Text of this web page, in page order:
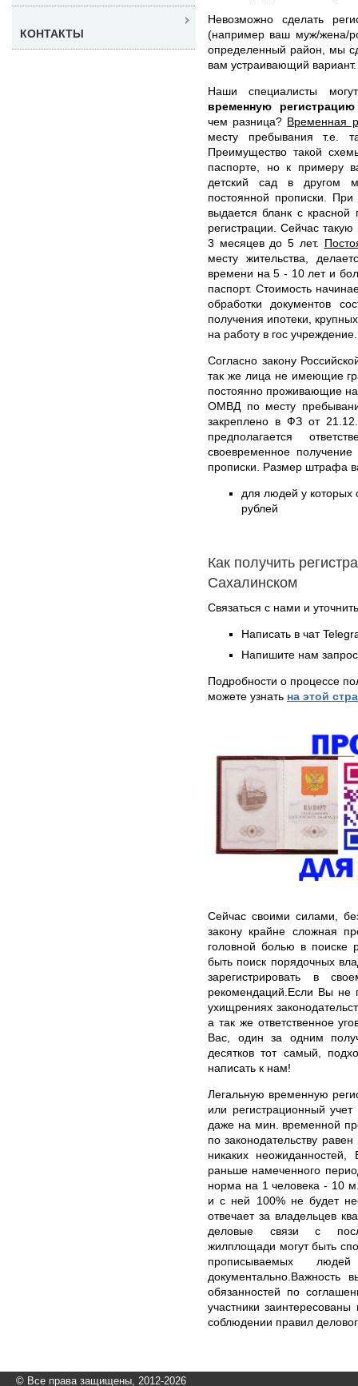
Невозможно сделать
(например ваш муж/жена/
определенный район, мы
вам устраивающий вариант.
Наши специалисты
временную
чем разница? Временная
месту пребывания т.е.
Преимущество такой
паспорте, но к примеру
детский сад в другом
постоянной прописки.
выдается бланк с
регистрации. Сейчас
3 месяцев до 5 лет.
месту жительства,
времени на 5 - 10 лет и
паспорт. Стоимость
обработки документов
получения ипотеки,
на работу в гос учреждение.
Согласно закону
так же лица не имеющие
постоянно проживающие
ОМВД по месту
закреплено в ФЗ от
предполагается
своевременное
прописки. Размер штрафа
для людей у которых
рублей
Как получить
Сахалинском
Связаться с нами и
Написать в чат
Напишите нам
Подробности о процессе
можете узнать на этой
Сейчас своими силами,
закону крайне сложная
головной болью в поиске
быть поиск порядочных
зарегистрировать в
рекомендаций.Если Вы не
ухищрениях
а так же ответственное
Вас, один за одним
десятков тот самый,
написать к нам!
Легальную временную
или регистрационный
даже на мин. временной
по законодательству
никаких
раньше намеченного
норма на 1 человека - 10
и с ней 100% не будет
отвечает за владельцев
деловые связи с
жилплощади могут быть
прописываемых
документально.Важность
обязанностей по
участники
соблюдении правил
КОНТАКТЫ
© Все права защищены, 2012-2026